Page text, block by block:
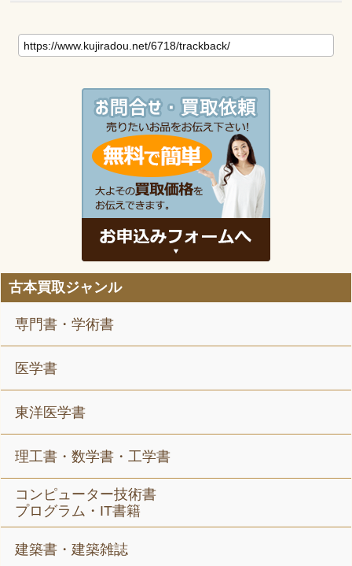
古本買取ジャンル
専門書・学術書
医学書
東洋医学書
理工書・数学書・工学書
コンピューター技術書
プログラム・IT書籍
建築書・建築雑誌